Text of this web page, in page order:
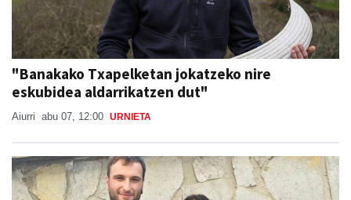
"Banakako Txapelketan jokatzeko nire
eskubidea aldarrikatzen dut"
Aiurri abu 07, 12:00 URNIETA